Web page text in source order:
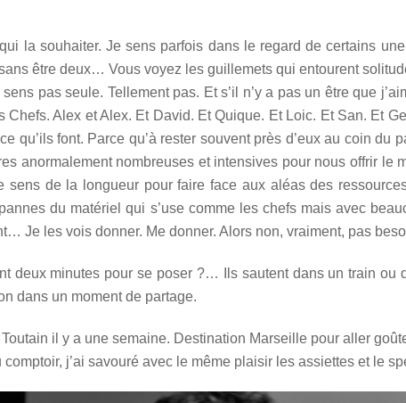
qui la souhaiter. Je sens parfois dans le regard de certains
être deux… Vous voyez les guillemets qui entourent
sens pas seule. Tellement pas. Et s’il n’y a pas un être que
Chefs. Alex et Alex. Et David. Et Quique. Et Loic. Et San. Et
qu’ils font. Parce qu’à rester souvent près d’eux au coin
anormalement nombreuses et intensives pour nous offrir le
sens de la longueur pour faire face aux aléas des
du matériel qui s’use comme les chefs mais avec
Je les vois donner. Me donner. Alors non, vraiment, pas
deux minutes pour se poser ?… Ils sautent dans un train
dans un moment de partage.
Toutain il y a une semaine. Destination Marseille pour aller
j’ai savouré avec le même plaisir les assiettes et le